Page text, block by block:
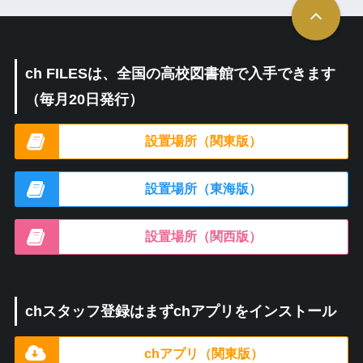
ch FILESは、全国の高校図書館で入手できます
（毎月20日発行）
設置場所（関東版）
設置場所（東海版）
設置場所（関西版）
chスタッフ登録はまずchアプリをインストール
chアプリ（関東版）